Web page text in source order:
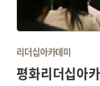
리더십아카데미
평화리더십아